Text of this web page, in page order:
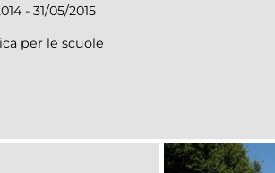
- 31/05/2015
per le scuole